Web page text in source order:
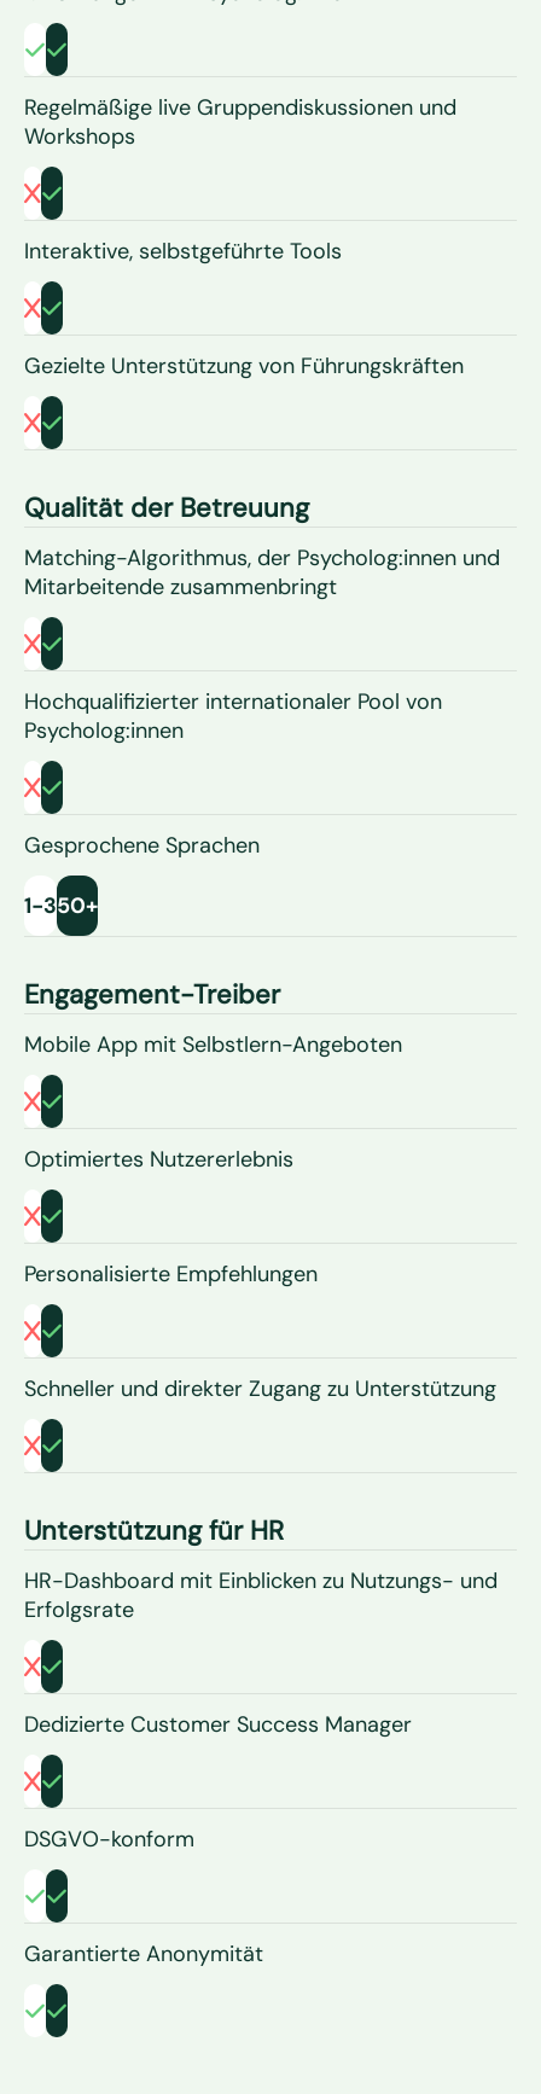
Regelmäßige live Gruppendiskussionen und
Workshops
Interaktive, selbstgeführte Tools
Gezielte Unterstützung von Führungskräften
Qualität der Betreuung
Matching-Algorithmus, der Psycholog:innen und
Mitarbeitende zusammenbringt
Hochqualifizierter internationaler Pool von
Psycholog:innen
Gesprochene Sprachen
1-350+
Engagement-Treiber
Mobile App mit Selbstlern-Angeboten
Optimiertes Nutzererlebnis
Personalisierte Empfehlungen
Schneller und direkter Zugang zu Unterstützung
Unterstützung für HR
HR-Dashboard mit Einblicken zu Nutzungs- und
Erfolgsrate
Dedizierte Customer Success Manager
DSGVO-konform
Garantierte Anonymität